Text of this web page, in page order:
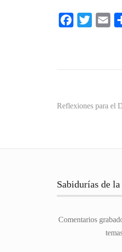
FacebookTwitter
entradas
Reflexiones para el
Sabidurías de
Comentarios